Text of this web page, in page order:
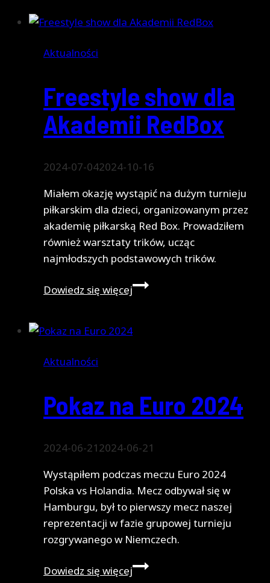
Aktualności
Freestyle show dla
Akademii RedBox
2024-07-042024-10-16
Miałem okazję wystąpić na dużym turnieju
piłkarskim dla dzieci, organizowanym przez
akademię piłkarską Red Box. Prowadziłem
również warsztaty trików, ucząc
najmłodszych podstawowych trików.
Dowiedz się więcejFreestyle
Akademii
Aktualności
Pokaz na Euro 2024
2024-06-212024-06-21
Wystąpiłem podczas meczu Euro 2024
Polska vs Holandia. Mecz odbywał się w
Hamburgu, był to pierwszy mecz naszej
reprezentacji w fazie grupowej turnieju
rozgrywanego w Niemczech.
Dowiedz się więcejPokaz